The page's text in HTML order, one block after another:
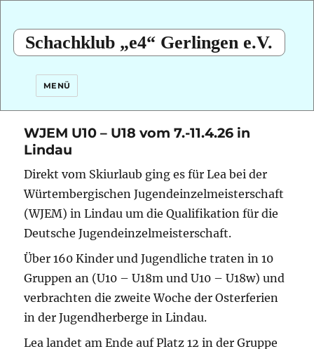
Schachklub „e4“ Gerlingen e.V.
MENÜ
WJEM U10 – U18 vom 7.-11.4.26 in
Lindau
Direkt vom Skiurlaub ging es für Lea bei der
Würtembergischen Jugendeinzelmeisterschaft
(WJEM) in Lindau um die Qualifikation für die
Deutsche Jugendeinzelmeisterschaft.
Über 160 Kinder und Jugendliche traten in 10
Gruppen an (U10 – U18m und U10 – U18w) und
verbrachten die zweite Woche der Osterferien
in der Jugendherberge in Lindau.
Lea landet am Ende auf Platz 12 in der Gruppe